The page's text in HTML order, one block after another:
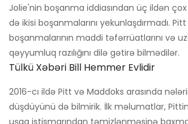
Jolie'nin boşanma iddiasından üç ildən
də ikisi boşanmalarını yekunlaşdırmadı.
boşanmalarının maddi təfərrüatlarını və
qəyyumluq razılığını dilə gətirə bilmədilər.
Tülkü Xəbəri Bill Hemmer Evlidir
2016-cı ildə Pitt və Maddoks arasında
düşdüyünü də bilmirik. İlk məlumatlar,